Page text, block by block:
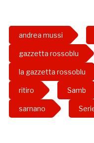
andrea mussi
gazzetta rossoblu
la gazzetta rossoblu
ritiro Samb
sarnano